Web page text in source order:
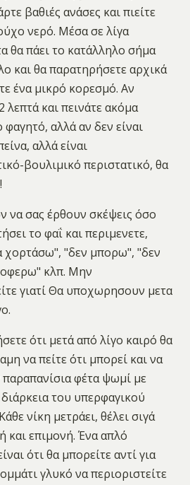
βαθιές ανάσες και πιείτε
νερό. Μέσα σε λίγα
θα πάει το κατάλληλο σήμα
και θα παρατηρήσετε αρχικά
ένα μικρό κορεσμό. Αν
και πεινάτε ακόμα
φαγητό, αλλά αν δεν είναι
αλλά είναι
βουλιμικό περιστατικό, θα
να σας έρθουν σκέψεις όσο
το φαΐ και περιμενετε,
χορτάσω", "δεν μπορω", "δεν
κλπ. Μην
γιατί Θα υποχωρησουν μετα
ότι μετά από λίγο καιρό θα
να πείτε ότι μπορεί και να
φέτα ψωμί με
του υπερφαγικού
νίκη μετράει, θέλει σιγά
και επιμονή. Ένα απλό
ότι θα μπορείτε αντί για
γλυκό να περιοριστείτε